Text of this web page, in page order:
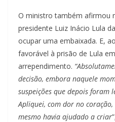
O ministro também afirmou
presidente Luiz Inácio Lula
ocupar uma embaixada. E,
favorável à prisão de Lula
arrependimento.
decisão, embora naquele
suspeições que depois foram
Apliquei, com dor no
mesmo havia ajudado a criar